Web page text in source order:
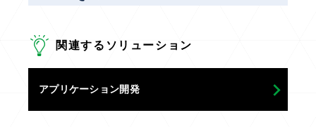
関連するソリューション
アプリケーション開発